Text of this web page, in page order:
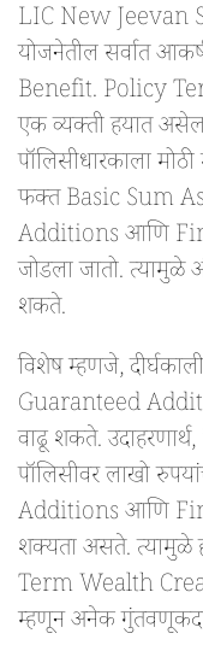
LIC New
योजनेतील सर्वात
Benefit. Policy
एक व्यक्ती हयात
पॉलिसीधारकाला
फक्त Basic Sum
Additions आणि
जोडला जातो. त्यामुळे
शकते.
विशेष म्हणजे,
Guaranteed
वाढू शकते.
पॉलिसीवर लाखो
Additions आणि
शक्यता असते.
Term Wealth
म्हणून अनेक